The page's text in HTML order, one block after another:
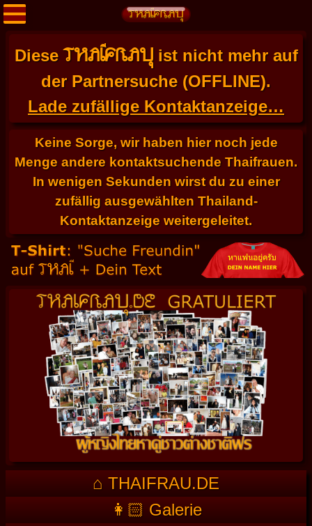
DieseTHAIFRAUist nicht mehr auf
der Partnersuche (OFFLINE).
Lade zufällige Kontaktanzeige…
Keine Sorge, wir haben hier noch jede
Menge andere kontaktsuchende Thaifrauen.
In wenigen Sekunden wirst du zu einer
zufällig ausgewählten Thailand-
Kontaktanzeige weitergeleitet.
⌂ THAIFRAU.DE
👩🏻 Galerie